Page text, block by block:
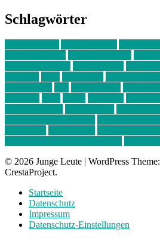
Schlagwörter
© 2026 Junge Leute | WordPress Theme:
CrestaProject.
Startseite
Datenschutz
Impressum
Datenschutz-Einstellungen